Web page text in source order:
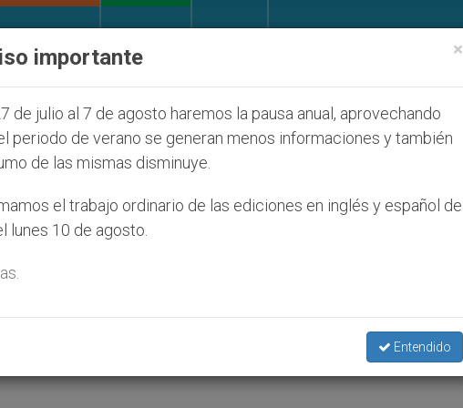
judíos que afecta a cristianos (y no sólo) en Tierra Santa
de la Iglesia en Myanmar
Ni Moe
×
importante
de julio al 7 de agosto haremos la pausa anual, aprovechando
periodo de verano se generan menos informaciones y también
de las mismas disminuye.
el trabajo ordinario de las ediciones en inglés y español de
lunes 10 de agosto.
Entendido